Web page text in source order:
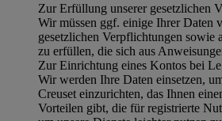
Zur Erfüllung unserer gesetzlichen
Wir müssen ggf. einige Ihrer Daten
gesetzlichen Verpflichtungen sowie
zu erfüllen, die sich aus
Zur Einrichtung eines Kontos bei
Wir werden Ihre Daten einsetzen,
Creuset einzurichten, das Ihnen
Vorteilen gibt, die für registrierte